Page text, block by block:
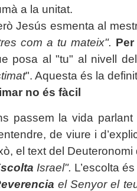
a la unitat.
Jesús esmenta al
com a tu mateix".
posa al "tu" al nivell
". Aquesta és la
no és fàcil
passem la vida parlant
de viure i
el text del
Israel". L’escolta
el Senyor el